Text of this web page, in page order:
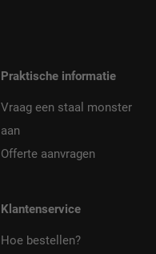
Praktische informatie
Vraag een staal monster
aan
Offerte aanvragen
Klantenservice
Hoe bestellen?